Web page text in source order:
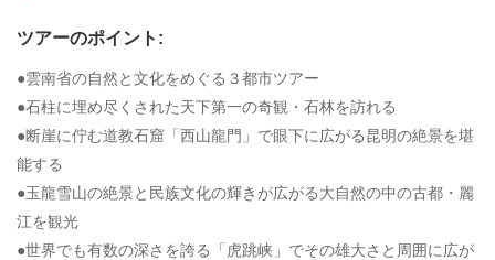
ツアーのポイント:
●雲南省の自然と文化をめぐる３都市ツアー
●石柱に埋め尽くされた天下第一の奇観・石林を訪れる
●断崖に佇む道教石窟「西山龍門」で眼下に広がる昆明の絶景を堪
能する
●玉龍雪山の絶景と民族文化の輝きが広がる大自然の中の古都・麗
江を観光
●世界でも有数の深さを誇る「虎跳峡」でその雄大さと周囲に広が